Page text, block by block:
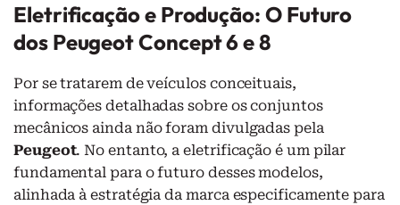
Eletrificação e Produção: O Futuro
dos Peugeot Concept 6 e 8
Por se tratarem de veículos conceituais,
informações detalhadas sobre os conjuntos
mecânicos ainda não foram divulgadas pela
Peugeot. No entanto, a eletrificação é um pilar
fundamental para o futuro desses modelos,
alinhada à estratégia da marca especificamente para